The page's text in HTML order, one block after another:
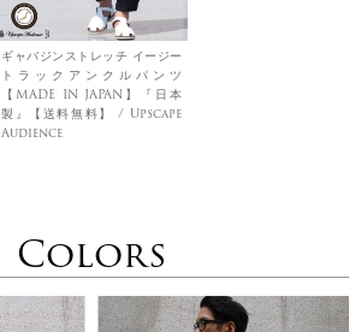
ギャバジンストレッチ イージー
トラックアンクルパンツ
【MADE IN JAPAN】『日本
製』【送料無料】 / Upscape
Audience
Colors